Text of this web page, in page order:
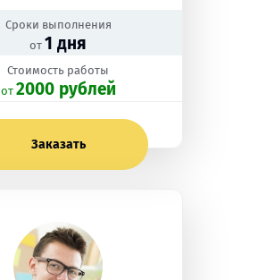
Сроки выполнения
от 1 дня
Стоимость работы
oт 2000 рублей
Заказать